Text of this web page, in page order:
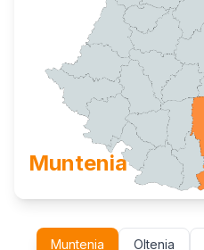
Muntenia
Muntenia Oltenia